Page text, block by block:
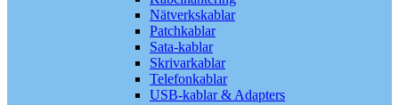
Nätverkskablar
Patchkablar
Sata-kablar
Skrivarkablar
Telefonkablar
USB-kablar & Adapters